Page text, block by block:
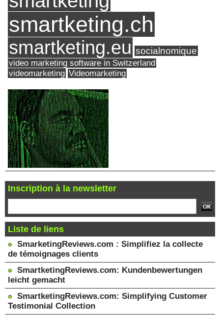
smartketing.ch
smartketing.eu socialnomique
video marketing software in Switzerland
videomarketing Videomarketing
Inscription à la newsletter
Liste de liens
SmarketingReviews.com : Simplifiez la collecte
de témoignages clients
SmartketingReviews.com: Kundenbewertungen
leicht gemacht
SmartketingReviews.com: Simplifying Customer
Testimonial Collection